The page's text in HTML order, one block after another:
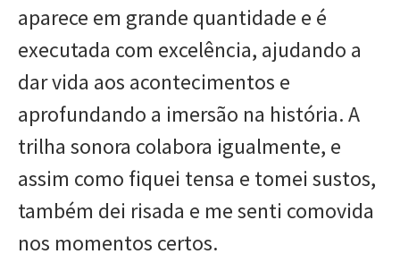
aparece em grande quantidade e é
executada com excelência, ajudando a
dar vida aos acontecimentos e
aprofundando a imersão na história. A
trilha sonora colabora igualmente, e
assim como fiquei tensa e tomei sustos,
também dei risada e me senti comovida
nos momentos certos.